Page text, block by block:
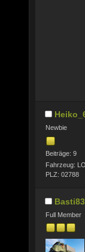
Newbie
Beiträge: 9
Fahrzeug:
PLZ: 02788
Basti83
Full Member